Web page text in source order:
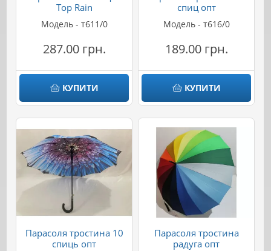
Top Rain
Модель - т611/0
287.00 грн.
КУПИТИ
спиц опт
Модель - т616/0
189.00 грн.
КУПИТИ
Парасоля тростина 10
спиць опт
Парасоля тростина
радуга опт